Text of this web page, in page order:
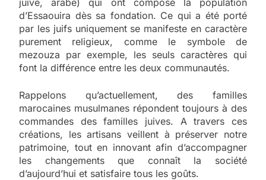
d’Essaouira dès sa fondation. Ce qui a été porté
par les juifs uniquement se manifeste en caractère
purement religieux, comme le symbole de
mezouza par exemple, les seuls caractères qui
font la différence entre les deux communautés.
Rappelons qu’actuellement, des familles
marocaines musulmanes répondent toujours à des
commandes des familles juives. A travers ces
créations, les artisans veillent à préserver notre
patrimoine, tout en innovant afin d’accompagner
les changements que connaît la société
d’aujourd’hui et satisfaire tous les goûts.